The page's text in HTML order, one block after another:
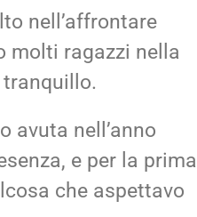
nell’affrontare
molti ragazzi nella
avuta nell’anno
e per la prima
che aspettavo